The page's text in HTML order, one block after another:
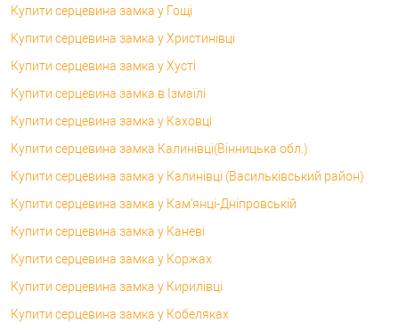
Купити серцевина замка у Гощі
Купити серцевина замка у Христинівці
Купити серцевина замка у Хусті
Купити серцевина замка в Ізмаїлі
Купити серцевина замка у Каховці
Купити серцевина замка Калинівці(Вінницька обл.)
Купити серцевина замка у Калинівці (Васильківський район)
Купити серцевина замка у Кам'янці-Дніпровській
Купити серцевина замка у Каневі
Купити серцевина замка у Коржах
Купити серцевина замка у Кирилівці
Купити серцевина замка у Кобеляках